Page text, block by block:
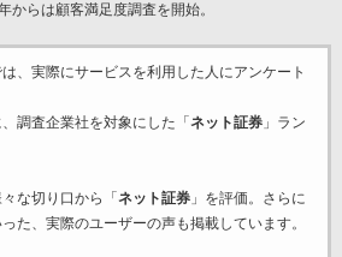
からは顧客満足度調査を開始。
、実際にサービスを利用した 人にアンケート
調査企業社を対象にした「 ネット証券」ラン
な切り口から「 ネット証券」を評価。さらに
た、実際のユーザーの声も掲載しています。